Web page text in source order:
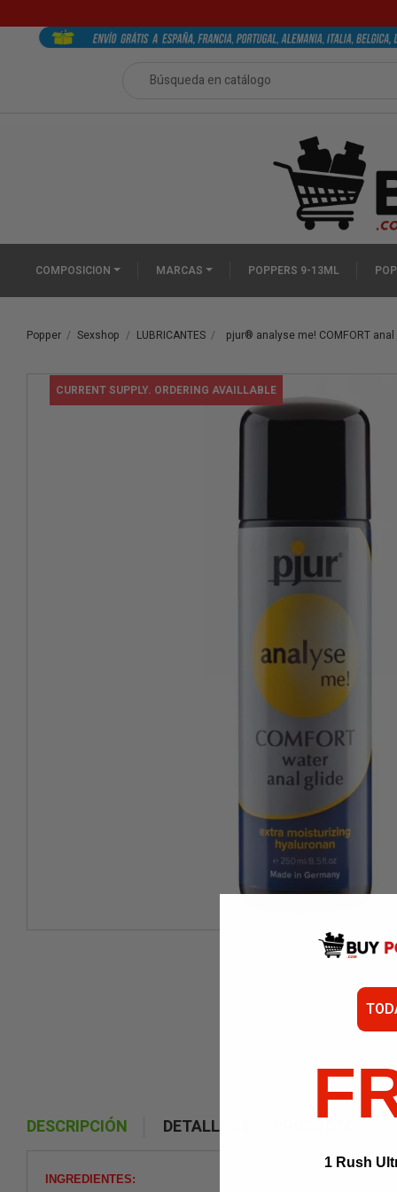
COMPOSICION MARCAS POPPERS 9-13ML
Popper Sexshop LUBRICANTES pjur® analyse me! COMFORT
CURRENT SUPPLY. ORDERING AVAILLABLE
DESCRIPCIÓN DETALLES DEL PRODUCTO
INGREDIENTES:
1 Rush